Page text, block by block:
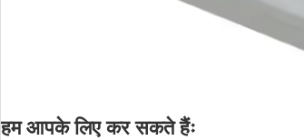
हम आपके लिए कर सकते हैंः